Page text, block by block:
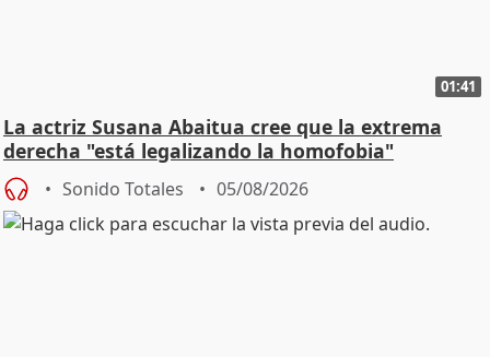
01:41
La actriz Susana Abaitua cree que la extrema
derecha "está legalizando la homofobia"
Sonido Totales 05/08/2026